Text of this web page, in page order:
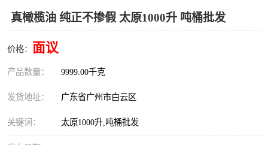
真橄榄油 纯正不掺假 太原1000升 吨桶批发
价格： 面议
产品数量： 9999.00千克
发货地址： 广东省广州市白云区
关键词： 太原1000升,吨桶批发